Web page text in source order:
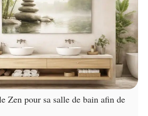
Zen pour sa salle de bain afin de